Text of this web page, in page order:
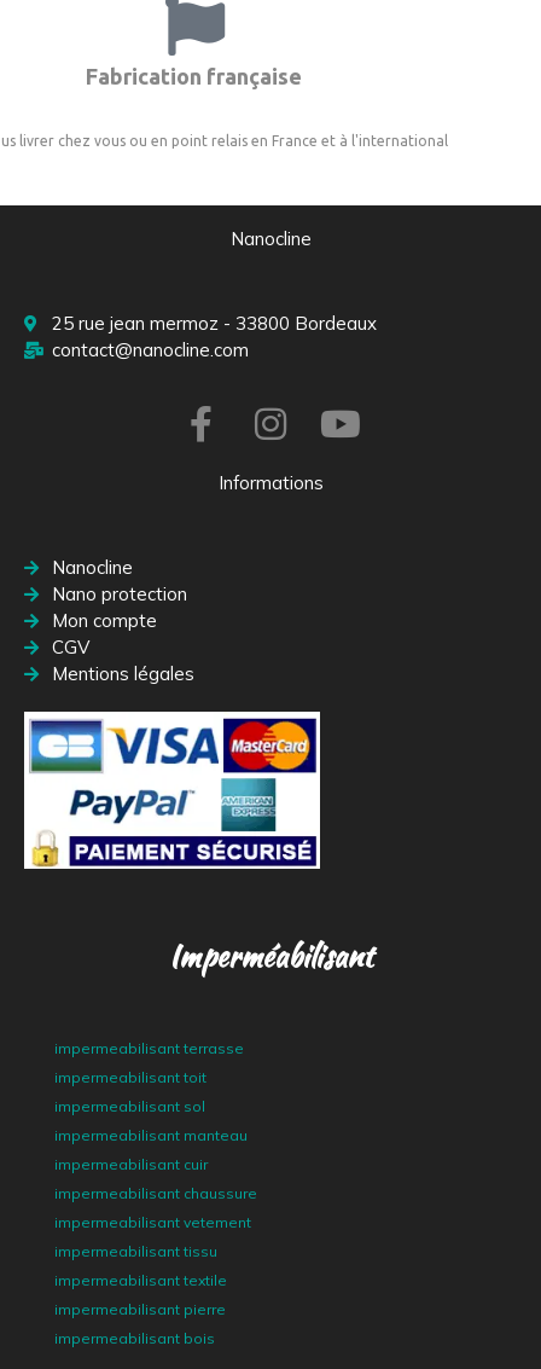
Fabrication française
livrer chez vous ou en point relais en France et à l'international
Nanocline
25 rue jean mermoz - 33800 Bordeaux
contact@nanocline.com
Informations
Nanocline
Nano protection
Mon compte
CGV
Mentions légales
Imperméabilisant
impermeabilisant terrasse
impermeabilisant toit
impermeabilisant sol
impermeabilisant manteau
impermeabilisant cuir
impermeabilisant chaussure
impermeabilisant vetement
impermeabilisant tissu
impermeabilisant textile
impermeabilisant pierre
impermeabilisant bois